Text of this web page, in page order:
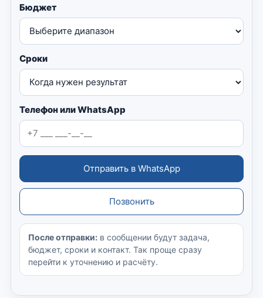
Бюджет
Сроки
Телефон или WhatsApp
Отправить в WhatsApp
Позвонить
После отправки: в сообщении будут задача,
бюджет, сроки и контакт. Так проще сразу
перейти к уточнению и расчёту.